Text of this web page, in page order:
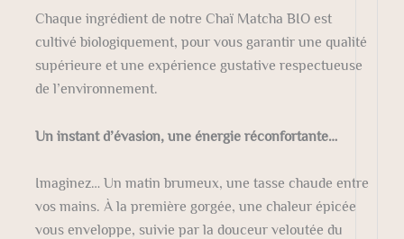
Chaque ingrédient de notre Chaï Matcha BIO est
cultivé biologiquement, pour vous garantir une qualité
supérieure et une expérience gustative respectueuse
de l’environnement.
Un instant d’évasion, une énergie réconfortante…
Imaginez… Un matin brumeux, une tasse chaude entre
vos mains. À la première gorgée, une chaleur épicée
vous enveloppe, suivie par la douceur veloutée du